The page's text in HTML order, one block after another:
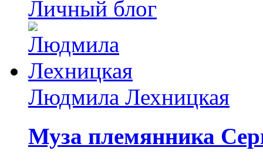
Личный блог
Людмила Лехницкая
Муза племянника